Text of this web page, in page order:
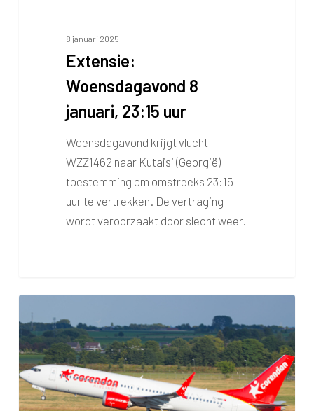
8 januari 2025
Extensie:
Woensdagavond 8
januari, 23:15 uur
Woensdagavond krijgt vlucht
WZZ1462 naar Kutaisi (Georgië)
toestemming om omstreeks 23:15
uur te vertrekken. De vertraging
wordt veroorzaakt door slecht weer.